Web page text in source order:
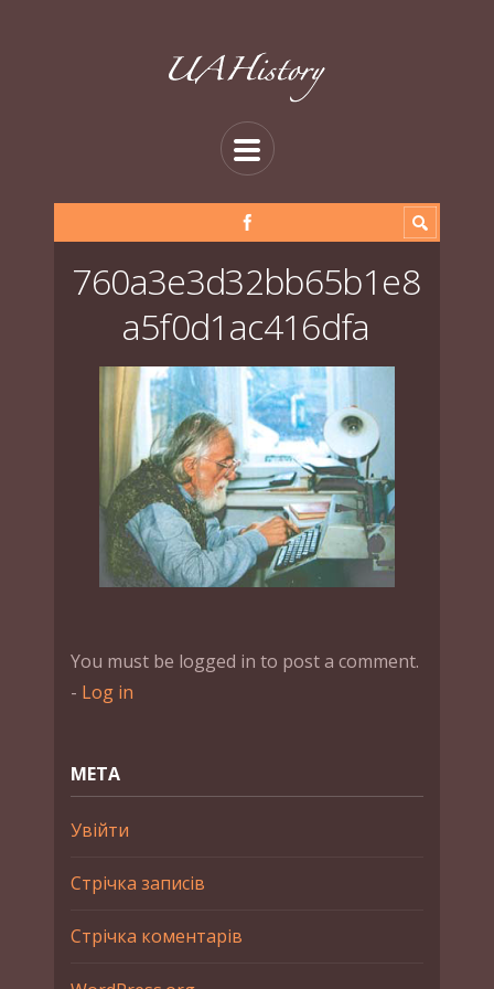
760a3e3d32bb65b1e8
a5f0d1ac416dfa
You must be logged in to post a comment.
- Log in
МЕТА
Увійти
Стрічка записів
Стрічка коментарів